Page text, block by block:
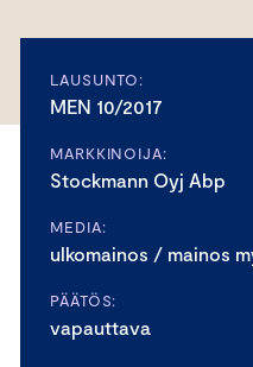
LAUSUNTO:
MEN 10/2017
MARKKINOIJA:
Stockmann Oyj Abp
MEDIA:
ulkomainos / mainos
PÄÄTÖS:
vapauttava